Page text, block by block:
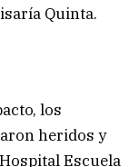
Quinta.
los
heridos y
Escuela